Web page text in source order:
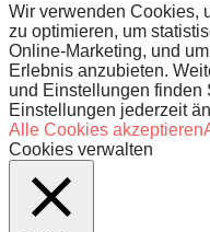
Wir verwenden Cookies,
zu optimieren, um
Online-Marketing, und
Erlebnis anzubieten.
und Einstellungen finden
Einstellungen jederzeit
Alle Cookies akzeptieren
Cookies verwalten